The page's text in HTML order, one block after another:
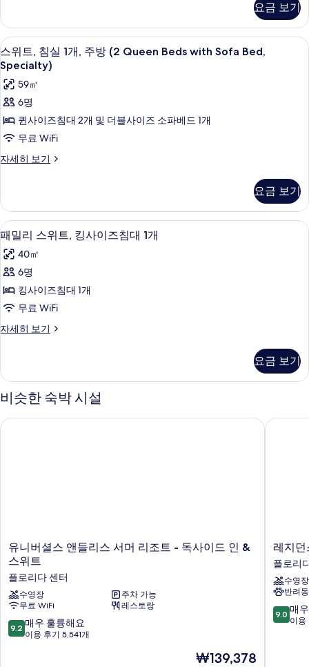
방
(2
Queen
Beds
with
Sofa
Bed)
사
진
모
보
기
실
개,
주
방
(2
Queen
with
Sofa
자
기
요금 보기
스
위
트,
침
실
1
주
(2
Queen
Beds
with
Sofa
Bed,
Specialty)
사
진
두
보
기
스위트, 침실 1개, 주방 (2 Queen
7
스위트, 침실 1개, 주방 (2 Queen Beds with Sofa Bed,
Specialty)
59㎡
6명
퀸사이즈침대 2개 및 더블사이즈 소파베드 1개
무료 WiFi
자세히 보기
스
실
개,
주
방
(2
Beds
with
Bed,
히
보
요금 보기
패
밀
리
스
위
킹
이
즈
침
대
보
기
패밀리 스위트, 킹사이즈침대 1개 | 객
6
패밀리 스위트, 킹사이즈침대 1개
40㎡
6명
킹사이즈침대 1개
무료 WiFi
자세히 보기
패
위
트,
킹
이
요금 보기
비슷한 숙박 시설
유
니
셜
스
앤
들
리
유니버셜스 앤들리스 서머 리조트 - 독사이드 인 &
스위트
플로리다 센터
수영장
주차 가능
무료 WiFi
레스토랑
10
점
9.2 매우 훌륭해요
이용 후기 5,541개
현
₩139,378
유니버셜스 앤들리스 서머 리조트 - 독사이드 인 & 스위트
레
지
던
스
인
바
이
레지
플로리
수영장
반려
10
점
9.0 매
이용
레지던